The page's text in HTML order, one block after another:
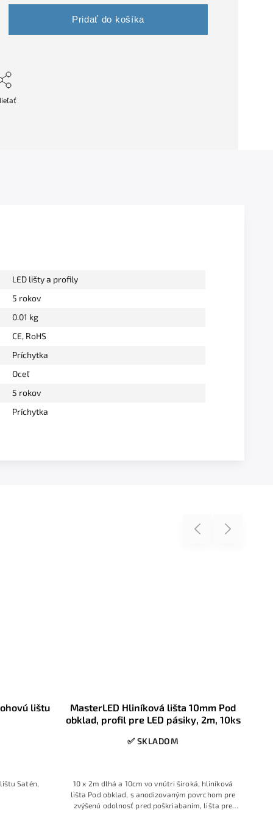
Pridať do košíka
LED lišty a profily
5 rokov
0.01 kg
CE, RoHS
Príchytka
Oceľ
5 rokov
Príchytka
Previous
lištu
Satén,
MasterLED Hliníková lišta 10mm Pod
obklad, profil pre LED pásiky, 2m, 10ks
✅ SKLADOM
10 x 2m dlhá a 10cm vo vnútri široká, hliníková
lišta Pod obklad, s anodizovaným povrchom pre
zvýšenú odolnosť pred poškriabaním, lišta pre
Next